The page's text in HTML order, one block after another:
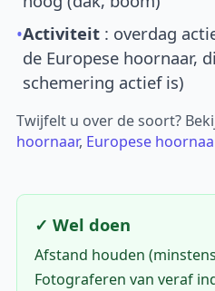
•Activiteit : overdag
de Europese hoornaar,
schemering actief is)
Twijfelt u over de soort?
hoornaar, Europese
✓ Wel doen
Afstand houden
Fotograferen van veraf